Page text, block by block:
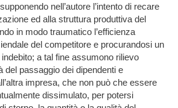
nell’autore l’intento di recare
ed alla struttura produttiva del
in modo traumatico l’efficienza
del competitore e procurandosi un
a tal fine assumono rilievo
del passaggio dei dipendenti e
impresa, che non può che essere
dissimulato, per potersi